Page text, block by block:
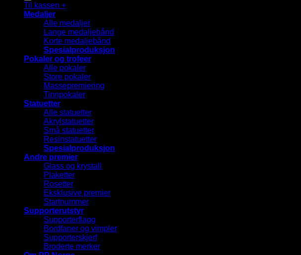
Til kassen +
Medaljer
Alle medaljer
Lange medaljebånd
Korte medaljebånd
Spesialproduksjon
Pokaler og trofeer
Alle pokaler
Store pokaler
Massepremiering
Tinnpokaler
Statuetter
Alle statuetter
Akrylstatuetter
Små statuetter
Resinstatuetter
Spesialproduksjon
Andre premier
Glass og krystall
Plaketter
Rosetter
Eksklusive premier
Startnummer
Supporterutstyr
Supporterflagg
Bordfaner og vimpler
Supporterskjerf
Broderte merker